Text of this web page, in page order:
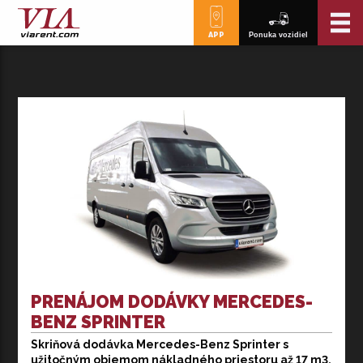
APP Ponuka vozidiel
PRENÁJOM DODÁVKY MERCEDES-
BENZ SPRINTER
Skriňová dodávka Mercedes-Benz Sprinter s
užitočným objemom nákladného priestoru až 17 m3.
Skriňová dodávka Mercedes-Benz Sprinters užitočným